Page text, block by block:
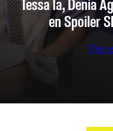
en Spoiler
Ver